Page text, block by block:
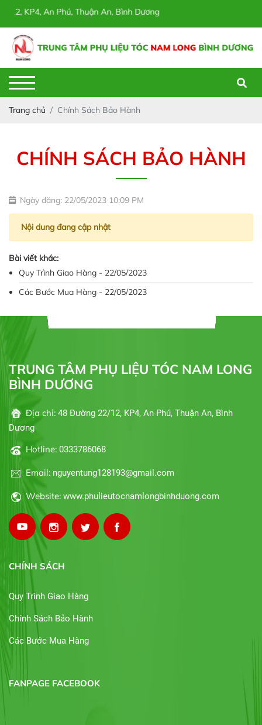
12, KP4, An Phú, Thuận An, Bình Dương
Trang chủ Chính Sách Bảo Hành
CHÍNH SÁCH BẢO HÀNH
Ngày đăng: 22/05/2023 10:09 PM
Nội dung đang cập nhật
Bài viết khác:
Quy Trình Giao Hàng - 22/05/2023
Các Bước Mua Hàng - 22/05/2023
TRUNG TÂM PHỤ LIỆU TÓC NAM LONG
BÌNH DƯƠNG
Địa chỉ: 48 Đường 22/12, KP4, An Phú, Thuận An, Bình
Dương
Hotline: 0333786068
Email: nguyentung128193@gmail.com
Website: www.phulieutocnamlongbinhduong.com
CHÍNH SÁCH
Quy Trình Giao Hàng
Chính Sách Bảo Hành
Các Bước Mua Hàng
FANPAGE FACEBOOK